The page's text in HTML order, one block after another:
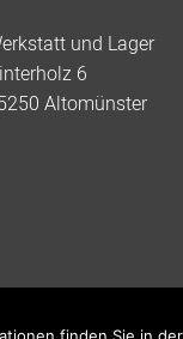
und Lager
6
Altomünster